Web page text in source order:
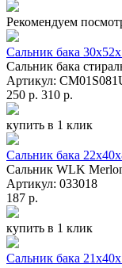
Рекомендуем
Сальник бака
Сальник бака
Артикул:
250 р. 310 р.
купить в 1 клик
Сальник бака
Сальник WLK
Артикул: 033018
187 р.
купить в 1 клик
Сальник бака